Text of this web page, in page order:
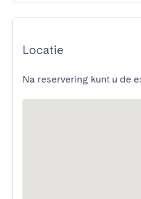
Locatie
Na reservering kunt u de